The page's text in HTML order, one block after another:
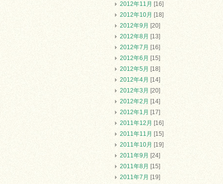
2012年11月 [16]
2012年10月 [18]
2012年9月 [20]
2012年8月 [13]
2012年7月 [16]
2012年6月 [15]
2012年5月 [18]
2012年4月 [14]
2012年3月 [20]
2012年2月 [14]
2012年1月 [17]
2011年12月 [16]
2011年11月 [15]
2011年10月 [19]
2011年9月 [24]
2011年8月 [15]
2011年7月 [19]